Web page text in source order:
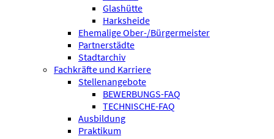
Glashütte
Harksheide
Ehemalige Ober-/Bürgermeister
Partnerstädte
Stadtarchiv
Fachkräfte und Karriere
Stellenangebote
BEWERBUNGS-FAQ
TECHNISCHE-FAQ
Ausbildung
Praktikum